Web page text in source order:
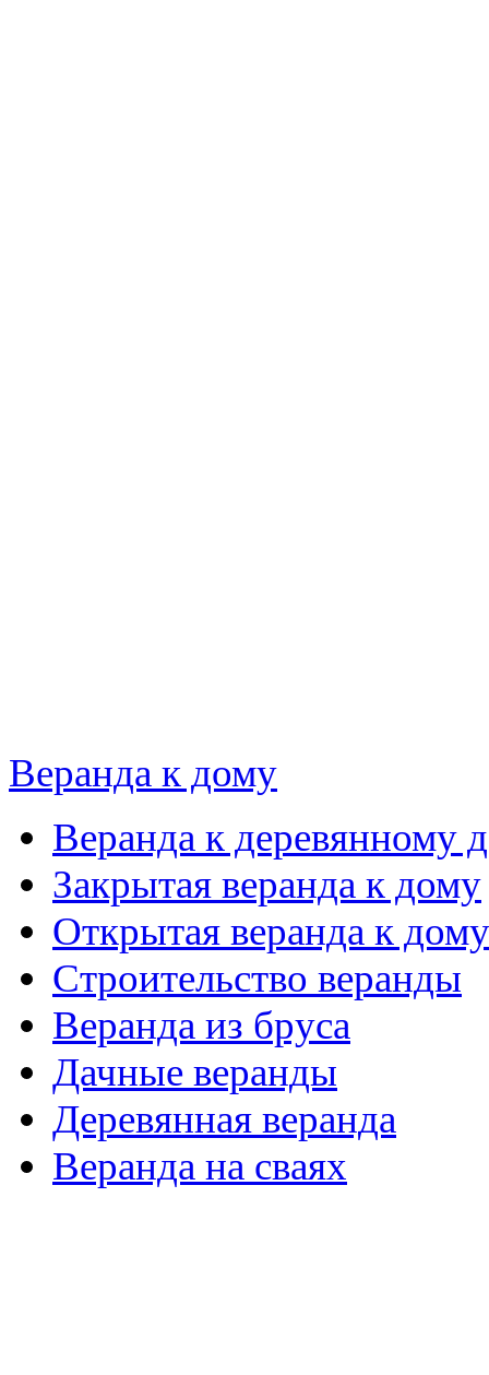
Веранда к дому
Веранда к деревянному
Закрытая веранда к дому
Открытая веранда к дому
Строительство веранды
Веранда из бруса
Дачные веранды
Деревянная веранда
Веранда на сваях